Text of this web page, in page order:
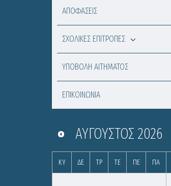
ΑΠΟΦΑΣΕΙΣ
ΣΧΟΛΙΚΕΣ ΕΠΙΤΡΟΠΕΣ
ΥΠΟΒΟΛΗ ΑΙΤΗΜΑΤΟΣ
ΕΠΙΚΟΙΝΩΝΙΑ
ΑΎΓΟΥΣΤΟΣ 2026
ΚΥ ΔΕ ΤΡ ΤΕ ΠΕ ΠΑ